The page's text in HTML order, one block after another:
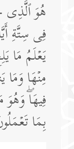
هُوَ ٱلَّذِی
فِی سِتَّةِ
یَعۡلَمُ مَا
مِنۡهَا
فِیهَاۖ وَهُوَ
بِمَا